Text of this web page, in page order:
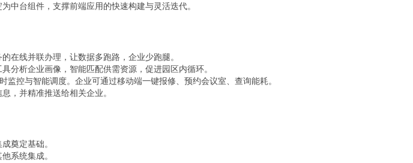
中台组件，支撑前端应用的快速构建与灵活迭代。
在线并联办理，让数据多跑路，企业少跑腿。
分析企业画像，智能匹配供需资源，促进园区内循环。
控与智能调度。企业可通过移动端一键报修、预约会议室、查询能耗。
，并精准推送给相关企业。
奠定基础。
系统集成。